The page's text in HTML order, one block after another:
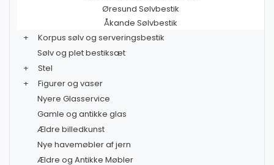
Øresund Sølvbestik
Åkande Sølvbestik
+
Korpus sølv og serveringsbestik
Sølv og plet bestiksæt
+
Stel
+
Figurer og vaser
Nyere Glasservice
Gamle og antikke glas
Ældre billedkunst
Nye havemøbler af jern
Ældre og Antikke Møbler